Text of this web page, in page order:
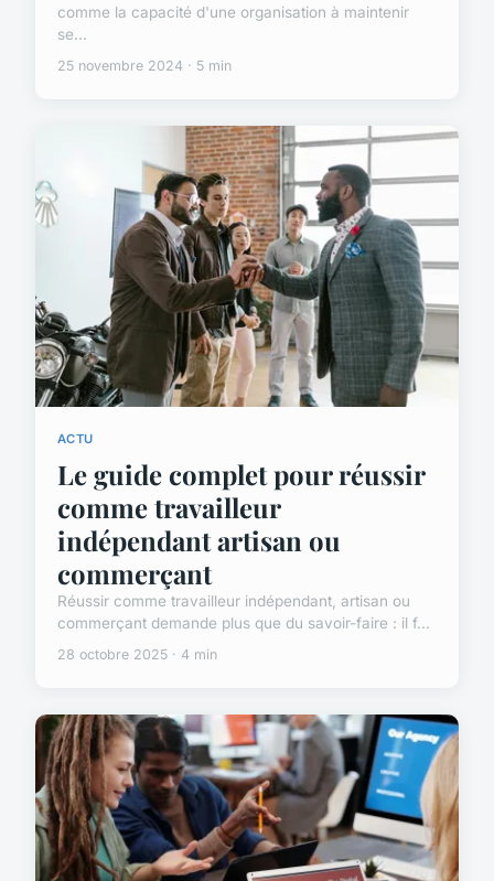
comme la capacité d'une organisation à maintenir
se...
25 novembre 2024 · 5 min
ACTU
Le guide complet pour réussir
comme travailleur
indépendant artisan ou
commerçant
Réussir comme travailleur indépendant, artisan ou
commerçant demande plus que du savoir-faire : il f...
28 octobre 2025 · 4 min